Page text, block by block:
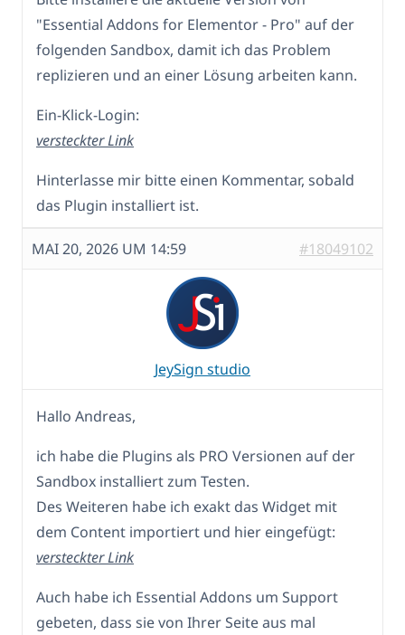
"Essential Addons for Elementor - Pro" auf der
folgenden Sandbox, damit ich das Problem
replizieren und an einer Lösung arbeiten kann.
Ein-Klick-Login:
versteckter Link
Hinterlasse mir bitte einen Kommentar, sobald
das Plugin installiert ist.
MAI 20, 2026 UM 14:59 #18049102
JeySign studio
Hallo Andreas,
ich habe die Plugins als PRO Versionen auf der
Sandbox installiert zum Testen.
Des Weiteren habe ich exakt das Widget mit
dem Content importiert und hier eingefügt:
versteckter Link
Auch habe ich Essential Addons um Support
gebeten, dass sie von Ihrer Seite aus mal